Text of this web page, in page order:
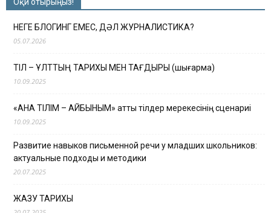
НЕГЕ БЛОГИНГ ЕМЕС, ДӘЛ ЖУРНАЛИСТИКА?
05.07.2026
ТІЛ – ҰЛТТЫҢ ТАРИХЫ МЕН ТАҒДЫРЫ (шығарма)
10.09.2025
«АНА ТІЛІМ – АЙБЫНЫМ» атты тілдер мерекесінің сценариі
10.09.2025
Развитие навыков письменной речи у младших школьников:
актуальные подходы и методики
20.07.2025
ЖАЗУ ТАРИХЫ